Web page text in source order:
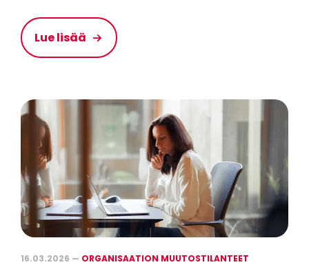
Lue lisää
16.03.2026 — ORGANISAATION MUUTOSTILANTEET